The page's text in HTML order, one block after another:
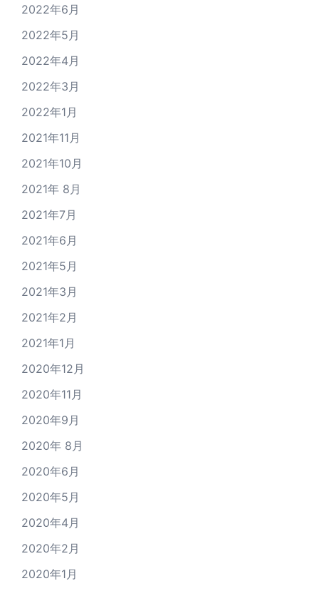
2022年6月
2022年5月
2022年4月
2022年3月
2022年1月
2021年11月
2021年10月
2021年 8月
2021年7月
2021年6月
2021年5月
2021年3月
2021年2月
2021年1月
2020年12月
2020年11月
2020年9月
2020年 8月
2020年6月
2020年5月
2020年4月
2020年2月
2020年1月